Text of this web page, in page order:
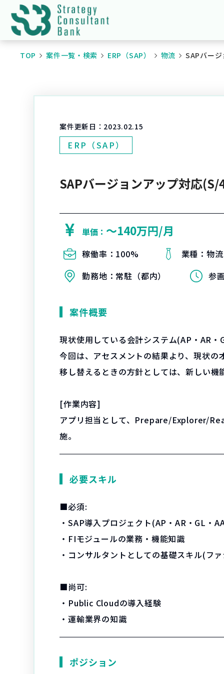
TOP 案件一覧・検索 ERP（SAP） 物流 SAPバー
案件更新日： 2023.02.15
ERP（SAP）
SAPバージョンアップ対応
単価： 〜140万円/月
稼働率： 100% 業種：物流
勤務地： 常駐（都内） 参
案件概要
現状使用している会計システム(AP・AR
今回は、アセスメントの結果より、現状
移し替えるときの方針としては、新しい
[作業内容]
アプリ担当として、Prepare/Explorer/
施。
必要スキル
■必須:
・SAP導入プロジェクト(AP・AR・GL・
・FIモジュールの業務・機能知識
・コンサルタントとしての基礎スキル(フ
■尚可:
・Public Cloudの導入経験
・運輸業界の知識
ポジション